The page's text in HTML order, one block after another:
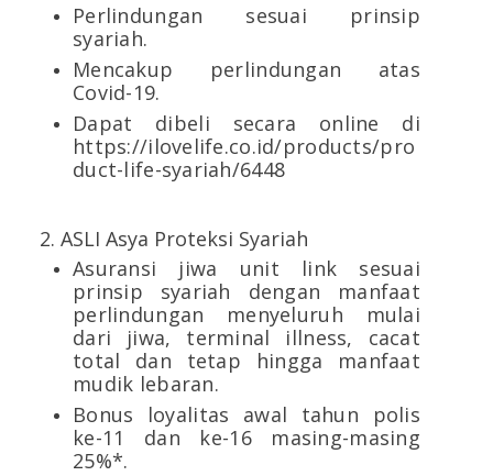
Perlindungan sesuai prinsip
syariah.
Mencakup perlindungan atas
Covid-19.
Dapat dibeli secara online di
https://ilovelife.co.id/products/pro
duct-life-syariah/6448
2. ASLI Asya Proteksi Syariah
Asuransi jiwa unit link sesuai
prinsip syariah dengan manfaat
perlindungan menyeluruh mulai
dari jiwa, terminal illness, cacat
total dan tetap hingga manfaat
mudik lebaran.
Bonus loyalitas awal tahun polis
ke-11 dan ke-16 masing-masing
25%*.